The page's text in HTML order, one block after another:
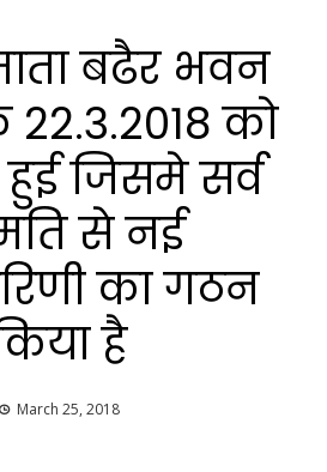
बढैर भवन
को
जिसमे सर्व
से नई
का गठन
है
March 25, 2018